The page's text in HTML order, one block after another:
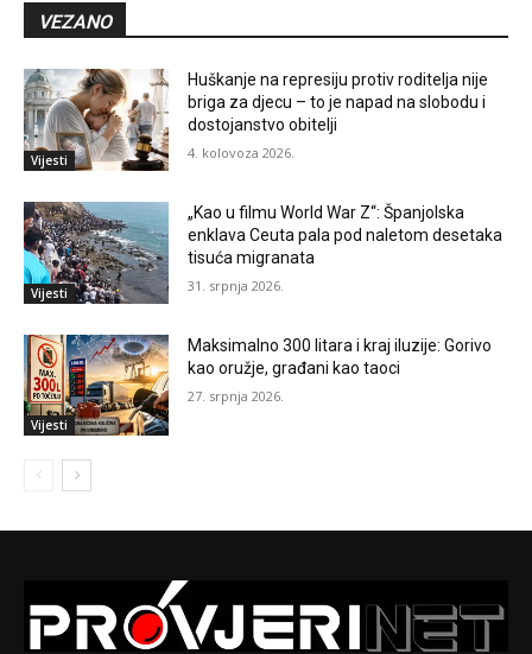
VEZANO
Vijesti
Huškanje na represiju protiv roditelja nije
briga za djecu – to je napad na slobodu i
dostojanstvo obitelji
4. kolovoza 2026.
Vijesti
„Kao u filmu World War Z“: Španjolska
enklava Ceuta pala pod naletom desetaka
tisuća migranata
31. srpnja 2026.
Vijesti
Maksimalno 300 litara i kraj iluzije: Gorivo
kao oružje, građani kao taoci
27. srpnja 2026.